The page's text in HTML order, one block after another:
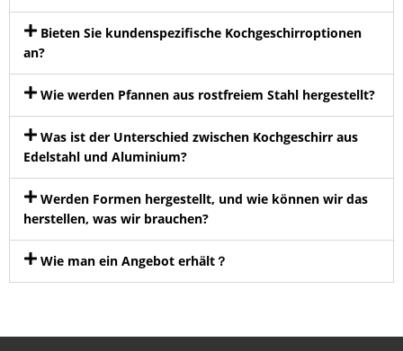
Bieten Sie kundenspezifische Kochgeschirroptionen
an?
Wie werden Pfannen aus rostfreiem Stahl hergestellt?
Was ist der Unterschied zwischen Kochgeschirr aus
Edelstahl und Aluminium?
Werden Formen hergestellt, und wie können wir das
herstellen, was wir brauchen?
Wie man ein Angebot erhält？